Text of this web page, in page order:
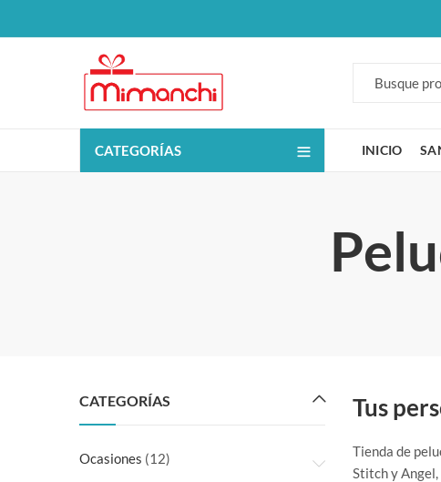
CATEGORÍAS INICIO
Tus
Tienda de
Stitch y Angel,
CATEGORÍAS
Ocasiones (12)